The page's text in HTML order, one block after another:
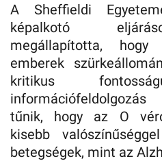
A Sheffieldi
képalkotó
megállapította,
emberek
kritikus
tűnik, hogy az O
kisebb
betegségek, mint az